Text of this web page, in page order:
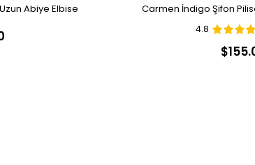
Abiye Elbise Carmen İndigo Şifon
4.8